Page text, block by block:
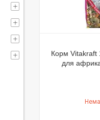
Корм Vitakraft
для